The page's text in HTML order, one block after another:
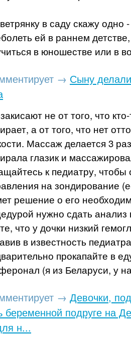
в саду скажу одно
ей в раннем
в юношестве или в
→ Сыну
не от того, что
а от того, что нет
Массаж делается 3
глазик и
к педиатру, чтобы
на зондирование
решение о его
нужно сдать
что у дочки низкий
в известность
прокапайте в
(я из Беларуси, у
→ Девочки,
беременной подруге на
н...